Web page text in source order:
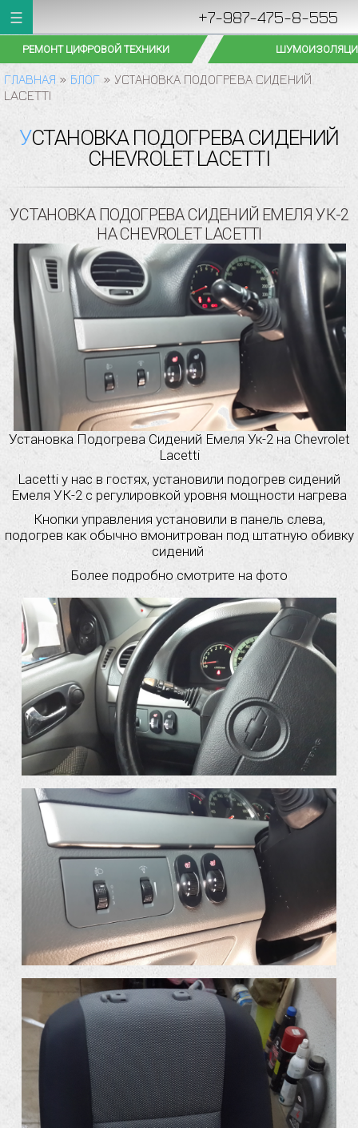
+7-987-475-8-555
РЕМОНТ ЦИФРОВОЙ ТЕХНИКИ
ГЛАВНАЯ » БЛОГ » УСТАНОВКА ПОДОГРЕВА СИДЕНИЙ
LACETTI
УСТАНОВКА ПОДОГРЕВА СИДЕНИЙ
CHEVROLET LACETTI
УСТАНОВКА ПОДОГРЕВА СИДЕНИЙ ЕМЕЛЯ УК-2
НА CHEVROLET LACETTI
Установка Подогрева Сидений Емеля Ук-2 на Chevrolet
Lacetti
Lacetti у нас в гостях, установили подогрев сидений
Емеля УК-2 с регулировкой уровня мощности нагрева
Кнопки управления установили в панель слева,
подогрев как обычно вмонитрован под штатную обивку
сидений
Более подробно смотрите на фото